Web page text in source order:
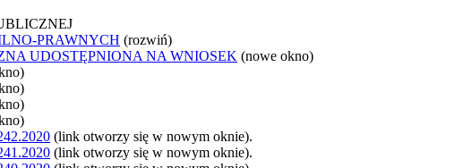
PRAWNYCH (rozwiń)
UDOSTĘPNIONA NA WNIOSEK (nowe okno)
(link otworzy się w nowym oknie).
(link otworzy się w nowym oknie).